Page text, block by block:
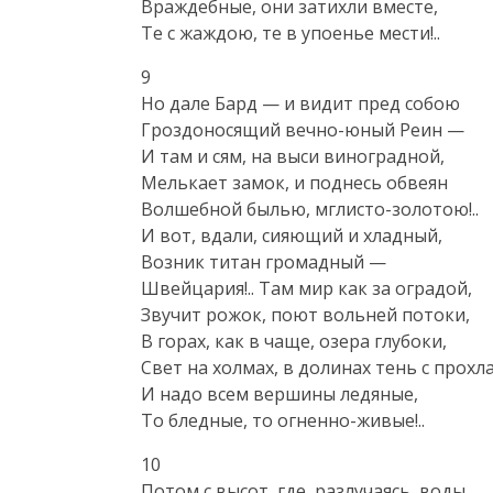
Враждебные, они затихли вместе,
Те с жаждою, те в упоенье мести!..
9
Но дале Бард — и видит пред собою
Гроздоносящий вечно-юный Реин —
И там и сям, на выси виноградной,
Мелькает замок, и поднесь обвеян
Волшебной былью, мглисто-золотою!..
И вот, вдали, сияющий и хладный,
Возник титан громадный —
Швейцария!.. Там мир как за оградой,
Звучит рожок, поют вольней потоки,
В горах, как в чаще, озера глубоки,
Свет на холмах, в долинах тень с
И надо всем вершины ледяные,
То бледные, то огненно-живые!..
10